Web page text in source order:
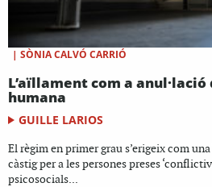
| SÒNIA CALVÓ CARRIÓ
L’aïllament com a
humana
GUILLE LARIOS
El règim en primer grau s’erigeix com una
càstig per a les persones preses
psicosocials...